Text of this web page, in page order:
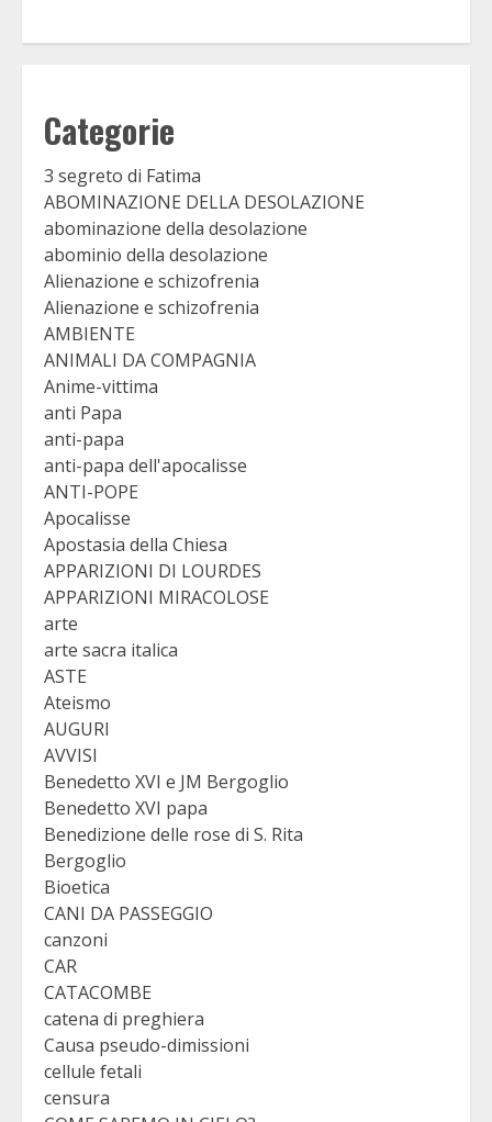
Categorie
3 segreto di Fatima
ABOMINAZIONE DELLA DESOLAZIONE
abominazione della desolazione
abominio della desolazione
Alienazione e schizofrenia
Alienazione e schizofrenia
AMBIENTE
ANIMALI DA COMPAGNIA
Anime-vittima
anti Papa
anti-papa
anti-papa dell'apocalisse
ANTI-POPE
Apocalisse
Apostasia della Chiesa
APPARIZIONI DI LOURDES
APPARIZIONI MIRACOLOSE
arte
arte sacra italica
ASTE
Ateismo
AUGURI
AVVISI
Benedetto XVI e JM Bergoglio
Benedetto XVI papa
Benedizione delle rose di S. Rita
Bergoglio
Bioetica
CANI DA PASSEGGIO
canzoni
CAR
CATACOMBE
catena di preghiera
Causa pseudo-dimissioni
cellule fetali
censura